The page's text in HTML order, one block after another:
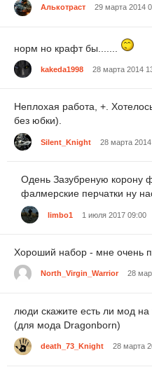
Алькотраст 29 марта 2014
норм но крафт бы.......
kakeda1998 28 марта 2014
Неплохая работа, +.
без юбки).
Silent_Knight 28 марта
Одень Зазубреную корону
фалмерские перчатки ну
limbo1 1 июля 2017 09:00
Хороший набор - мне очень
North_Virgin_Warrior 28
люди скажите есть ли мод
(для мода Dragonborn)
death_73_Knight 28 марта